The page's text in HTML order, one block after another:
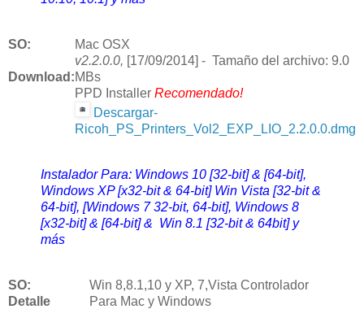
SO: Mac OSX
Download :
v2.2.0.0, [17/09/2014] - Tamaño del archivo: 9.0
MBs
PPD Installer Recomendado!
Descargar-
Ricoh_PS_Printers_Vol2_EXP_LIO_2.2.0.0.dmg
Instalador Para: Windows 10 [32-bit] & [64-bit],
Windows XP [x32-bit & 64-bit] Win Vista [32-bit &
64-bit], [Windows 7 32-bit, 64-bit], Windows 8
[x32-bit] & [64-bit] & Win 8.1 [32-bit & 64bit] y
más
SO: Win 8,8.1,10 y XP, 7,Vista Controlador
Detalle
Para Mac y Windows